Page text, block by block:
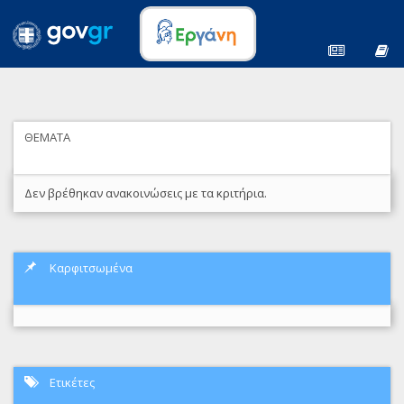
ΘΕΜΑΤΑ
Δεν βρέθηκαν ανακοινώσεις με τα κριτήρια.
Καρφιτσωμένα
Ετικέτες